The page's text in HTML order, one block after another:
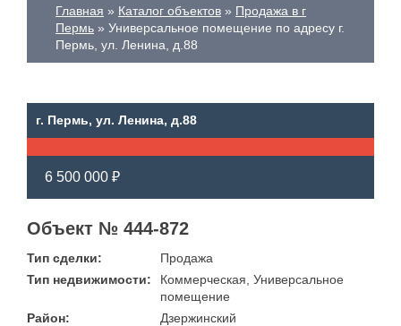
Главная Каталог объектов
Продажа в г
Пермь
Универсальное помещение по адресу г.
Пермь, ул. Ленина, д.88
г. Пермь, ул. Ленина, д.88
6 500 000 ₽
Объект № 444-872
Тип сделки:
Продажа
Тип недвижимости:
Коммерческая, Универсальное
помещение
Район:
Дзержинский